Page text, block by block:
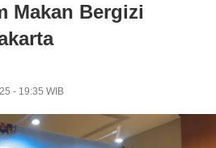
Makan Bergizi
- 19:35 WIB